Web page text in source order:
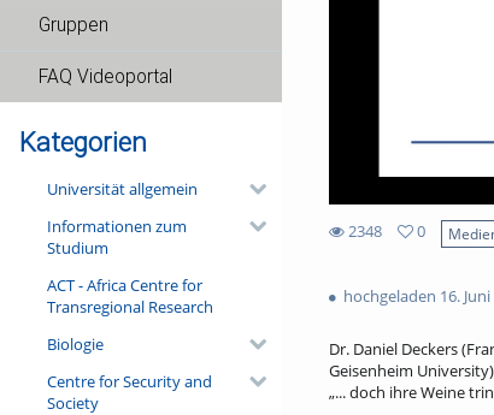
Gruppen
FAQ Videoportal
Kategorien
Universität allgemein
Informationen zum
Studium
ACT - Africa Centre for
Transregional Research
Biologie
Centre for Security and
Society
2348
views
0
hochgeladen 16. Juni
Dr. Daniel Deckers
Geisenheim University)
„... doch ihre Weine